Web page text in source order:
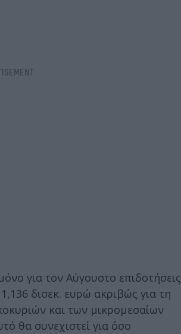
για τον Αύγουστο επιδοτήσεις
δισεκ. ευρώ ακριβώς για τη
και των μικρομεσαίων
θα συνεχιστεί για όσο